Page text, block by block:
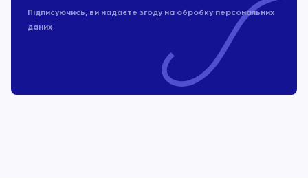
Підписуючись, ви надаєте згоду на обробку персональних
даних